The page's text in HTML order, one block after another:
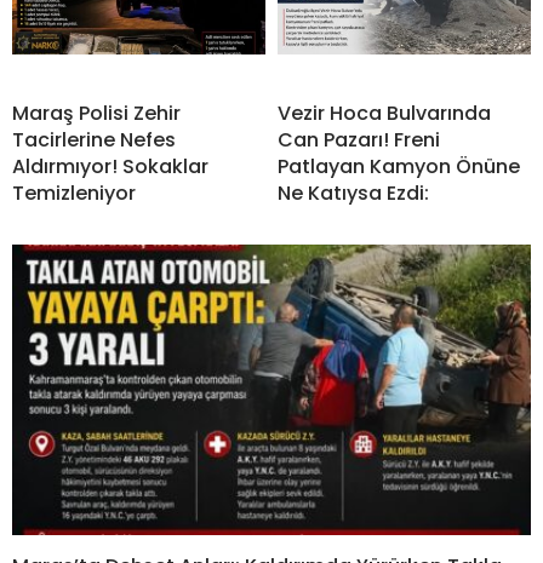
Maraş Polisi Zehir
Tacirlerine Nefes
Aldırmıyor! Sokaklar
Temizleniyor
Vezir Hoca Bulvarında
Can Pazarı! Freni
Patlayan Kamyon Önüne
Ne Katıysa Ezdi: